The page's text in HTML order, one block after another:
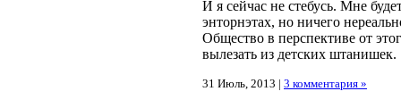
И я сейчас не стебусь. Мне
энторнэтах, но ничего
Общество в перспективе от
вылезать из детских штанишек.
31 Июль, 2013 | 3 комментария »